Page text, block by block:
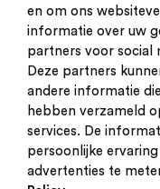
en om ons
informatie over uw
partners voor social
Deze partners
andere informatie
hebben verzameld
services. De
persoonlijke
advertenties te